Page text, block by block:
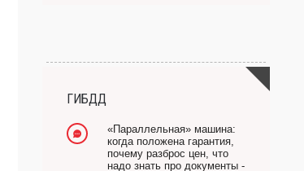
ГИБДД
«Параллельная» машина:
когда положена гарантия,
почему разброс цен, что
надо знать про документы -